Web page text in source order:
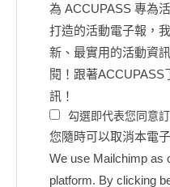
為 ACCUPASS 專為
打造的活動電子報，
新、最實用的活動資
閱！跟著ACCUPASS
訊！
勾選即代表您同意
您隨時可以取消本電
We use Mailchimp as
platform. By clicking